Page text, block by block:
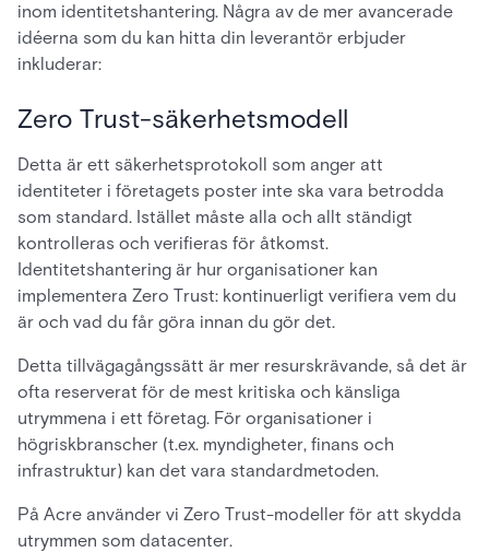
inom identitetshantering. Några av de mer avancerade
idéerna som du kan hitta din leverantör erbjuder
inkluderar:
Zero Trust-säkerhetsmodell
Detta är ett säkerhetsprotokoll som anger att
identiteter i företagets poster inte ska vara betrodda
som standard. Istället måste alla och allt ständigt
kontrolleras och verifieras för åtkomst.
Identitetshantering är hur organisationer kan
implementera Zero Trust: kontinuerligt verifiera vem du
är och vad du får göra innan du gör det.
Detta tillvägagångssätt är mer resurskrävande, så det är
ofta reserverat för de mest kritiska och känsliga
utrymmena i ett företag. För organisationer i
högriskbranscher (t.ex. myndigheter, finans och
infrastruktur) kan det vara standardmetoden.
På Acre använder vi Zero Trust-modeller för att skydda
utrymmen som datacenter.